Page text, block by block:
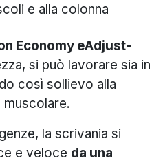
e alla colonna
Economy eAdjust-
si può lavorare sia in
così sollievo alla
la scrivania si
e veloce da una